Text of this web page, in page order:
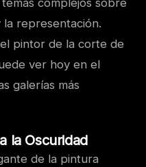
complejos sobre
representación.
pintor de la corte de
ver hoy en el
galerías más
la Oscuridad
de la pintura